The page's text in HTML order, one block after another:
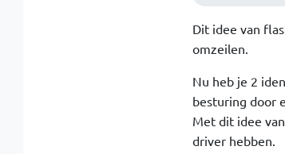
Dit idee van
omzeilen.
Nu heb je 2
besturing door
Met dit idee
driver hebben.